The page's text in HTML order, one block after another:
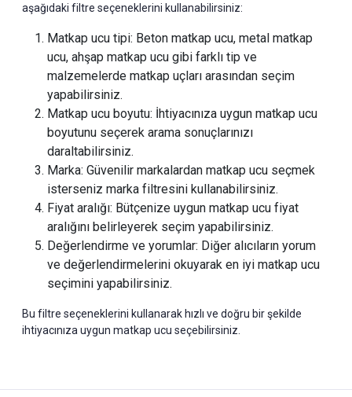
aşağıdaki filtre seçeneklerini kullanabilirsiniz:
Matkap ucu tipi: Beton matkap ucu, metal matkap
ucu, ahşap matkap ucu gibi farklı tip ve
malzemelerde matkap uçları arasından seçim
yapabilirsiniz.
Matkap ucu boyutu: İhtiyacınıza uygun matkap ucu
boyutunu seçerek arama sonuçlarınızı
daraltabilirsiniz.
Marka: Güvenilir markalardan matkap ucu seçmek
isterseniz marka filtresini kullanabilirsiniz.
Fiyat aralığı: Bütçenize uygun matkap ucu fiyat
aralığını belirleyerek seçim yapabilirsiniz.
Değerlendirme ve yorumlar: Diğer alıcıların yorum
ve değerlendirmelerini okuyarak en iyi matkap ucu
seçimini yapabilirsiniz.
Bu filtre seçeneklerini kullanarak hızlı ve doğru bir şekilde
ihtiyacınıza uygun matkap ucu seçebilirsiniz.